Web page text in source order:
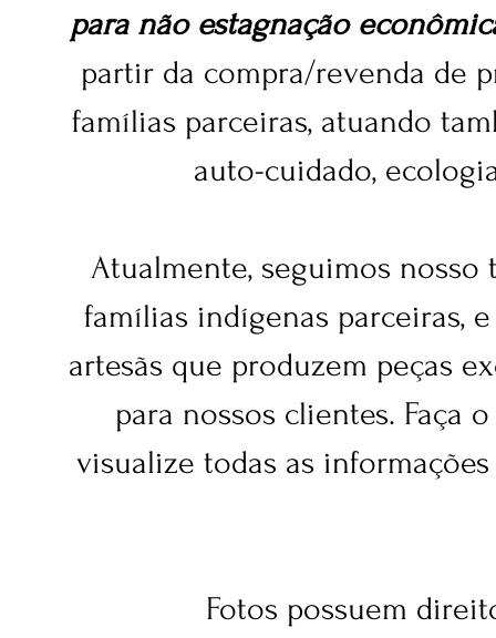
para não estagnação
partir da compra/revenda de
famílias parceiras, atuando
auto-cuidado,
Atualmente, seguimos nosso
famílias indígenas parceiras,
artesãs que produzem peças
para nossos clientes. Faça
visualize todas as
Fotos possuem